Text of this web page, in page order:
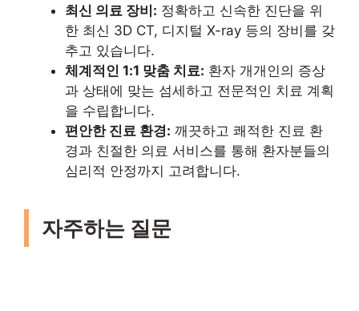
최신 의료 장비: 정확하고 신속한 진단을 위
한 최신 3D CT, 디지털 X-ray 등의 장비를 갖
추고 있습니다.
체계적인 1:1 맞춤 치료: 환자 개개인의 증상
과 상태에 맞는 섬세하고 전문적인 치료 계획
을 수립합니다.
편안한 진료 환경: 깨끗하고 쾌적한 진료 환
경과 친절한 의료 서비스를 통해 환자분들의
심리적 안정까지 고려합니다.
자주하는 질문